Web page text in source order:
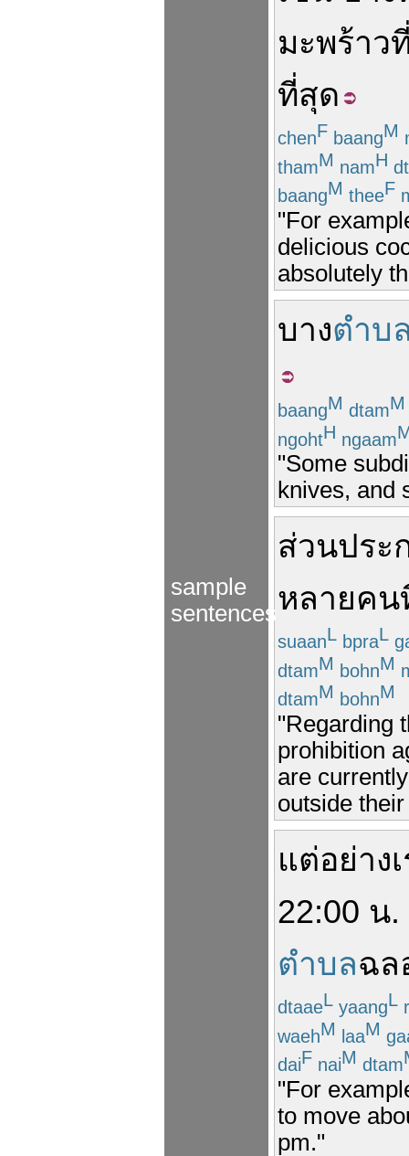
sample
sentences
มะพร้าว
ที่สุด
chenF baangM
thamM namH
baangM theeF
"For
delicious
absolutely
บางตำบ
baangM dtamM
ngohtH ngaam
"Some
knives, and
ส่วนประ
หลายคน
suaanL bpraL
dtamM bohnM
dtamM bohnM
"Regarding
prohibition
are
outside
แต่อย่าง
22:00 น.
ตำบลฉล
dtaaeL yaangL
waehM laaM
daiF naiM dtam
"For
to move
pm."